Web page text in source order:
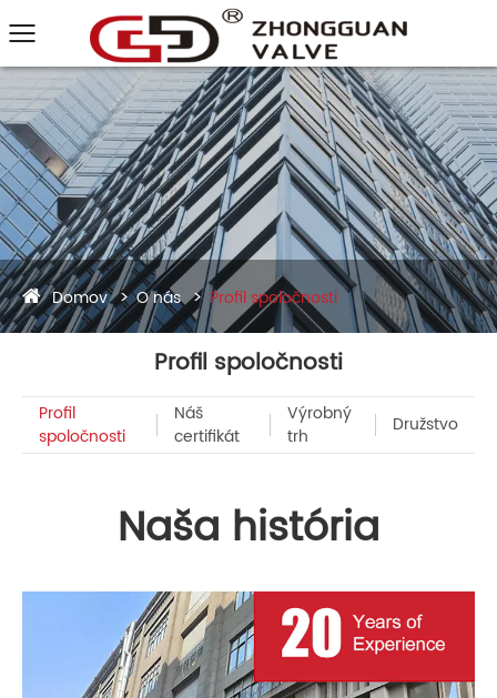
Domov O nás Profil spoločnosti
Profil spoločnosti
Profil
spoločnosti
Náš
certifikát
Výrobný
trh
Družstvo
Naša história